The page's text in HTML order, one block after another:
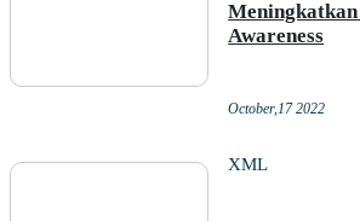
Awareness
October,17 2022
XML